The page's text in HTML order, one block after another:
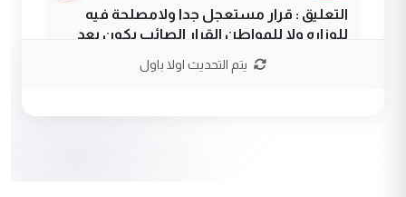
التعليق : قرار مستعجل جدا ولامصلحة فيه
للوزاره ولا للمواطن القرار الصائب يكون بعد
يتم التحديث اولا باول